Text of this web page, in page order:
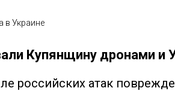
в Украине
Купянщину дронами и
российских атак